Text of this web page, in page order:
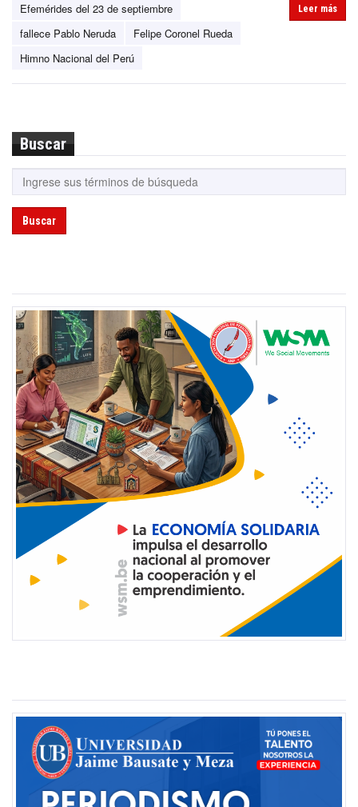
Efemérides del 23 de septiembre
fallece Pablo Neruda
Felipe Coronel Rueda
Himno Nacional del Perú
Leer más
Buscar
Buscar